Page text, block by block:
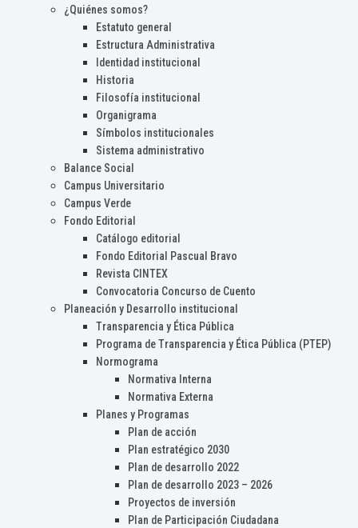
¿Quiénes somos?
Estatuto general
Estructura Administrativa
Identidad institucional
Historia
Filosofía institucional
Organigrama
Símbolos institucionales
Sistema administrativo
Balance Social
Campus Universitario
Campus Verde
Fondo Editorial
Catálogo editorial
Fondo Editorial Pascual Bravo
Revista CINTEX
Convocatoria Concurso de Cuento
Planeación y Desarrollo institucional
Transparencia y Ética Pública
Programa de Transparencia y Ética Pública (PTEP)
Normograma
Normativa Interna
Normativa Externa
Planes y Programas
Plan de acción
Plan estratégico 2030
Plan de desarrollo 2022
Plan de desarrollo 2023 – 2026
Proyectos de inversión
Plan de Participación Ciudadana